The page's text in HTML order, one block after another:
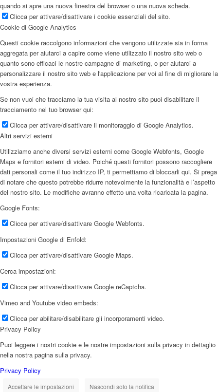
quando si apre una nuova finestra del browser o una nuova scheda.
Clicca per attivare/disattivare i cookie essenziali del sito.
Cookie di Google Analytics
Questi cookie raccolgono informazioni che vengono utilizzate sia in forma
aggregata per aiutarci a capire come viene utilizzato il nostro sito web o
quanto sono efficaci le nostre campagne di marketing, o per aiutarci a
personalizzare il nostro sito web e l'applicazione per voi al fine di migliorare la
vostra esperienza.
Se non vuoi che tracciamo la tua visita al nostro sito puoi disabilitare il
tracciamento nel tuo browser qui:
Clicca per attivare/disattivare il monitoraggio di Google Analytics.
Altri servizi esterni
Utilizziamo anche diversi servizi esterni come Google Webfonts, Google
Maps e fornitori esterni di video. Poiché questi fornitori possono raccogliere
dati personali come il tuo indirizzo IP, ti permettiamo di bloccarli qui. Si prega
di notare che questo potrebbe ridurre notevolmente la funzionalità e l’aspetto
del nostro sito. Le modifiche avranno effetto una volta ricaricata la pagina.
Google Fonts:
Clicca per attivare/disattivare Google Webfonts.
Impostazioni Google di Enfold:
Clicca per attivare/disattivare Google Maps.
Cerca impostazioni:
Clicca per attivare/disattivare Google reCaptcha.
Vimeo and Youtube video embeds:
Clicca per abilitare/disabilitare gli incorporamenti video.
Privacy Policy
Puoi leggere i nostri cookie e le nostre impostazioni sulla privacy in dettaglio
nella nostra pagina sulla privacy.
Privacy Policy
Accettare le impostazioni Nascondi solo la notifica